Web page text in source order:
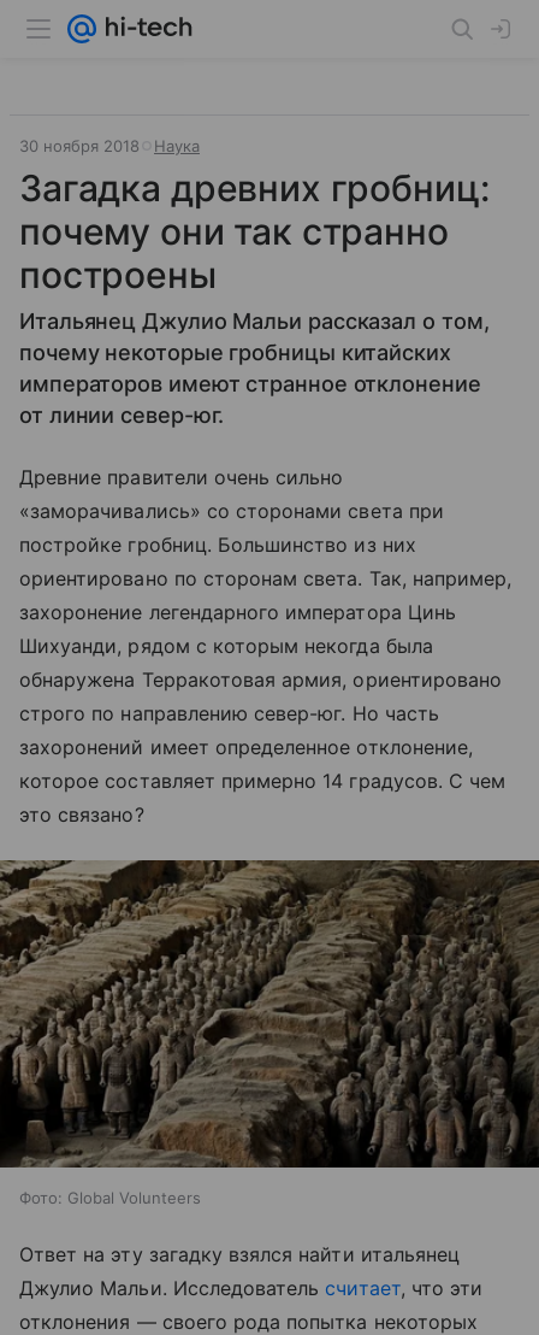
30 ноября 2018 Наука
Загадка древних гробниц:
почему они так странно
построены
Итальянец Джулио Мальи рассказал о том,
почему некоторые гробницы китайских
императоров имеют странное отклонение
от линии север-юг.
Древние правители очень сильно
«заморачивались» со сторонами света при
постройке гробниц. Большинство из них
ориентировано по сторонам света. Так, например,
захоронение легендарного императора Цинь
Шихуанди, рядом с которым некогда была
обнаружена Терракотовая армия, ориентировано
строго по направлению север-юг. Но часть
захоронений имеет определенное отклонение,
которое составляет примерно 14 градусов. С чем
это связано?
Фото: Global Volunteers
Ответ на эту загадку взялся найти итальянец
Джулио Мальи. Исследователь считает, что эти
отклонения — своего рода попытка некоторых